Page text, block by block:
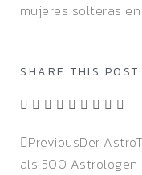
mujeres solteras
SHARE THIS POST
PreviousDer
als 500 Astrologen